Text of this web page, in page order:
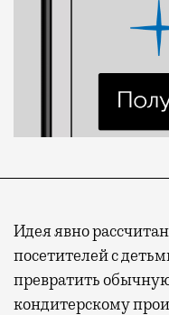
Идея явно
посетителей с
превратить
кондитерскому